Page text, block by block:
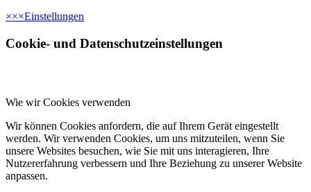
×××Einstellungen
Cookie- und Datenschutzeinstellungen
Wie wir Cookies verwenden
Wir können Cookies anfordern, die auf Ihrem Gerät eingestellt
werden. Wir verwenden Cookies, um uns mitzuteilen, wenn Sie
unsere Websites besuchen, wie Sie mit uns interagieren, Ihre
Nutzererfahrung verbessern und Ihre Beziehung zu unserer Website
anpassen.